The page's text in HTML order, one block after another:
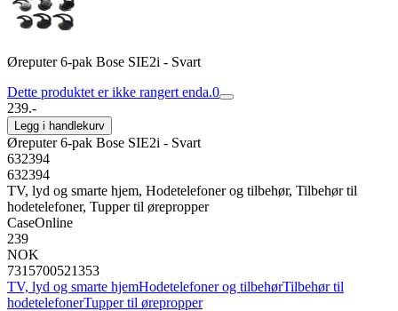
Øreputer 6-pak Bose SIE2i - Svart
Dette produktet er ikke rangert enda.0
239.-
Legg i handlekurv
Øreputer 6-pak Bose SIE2i - Svart
632394
632394
TV, lyd og smarte hjem, Hodetelefoner og tilbehør, Tilbehør til
hodetelefoner, Tupper til ørepropper
CaseOnline
239
NOK
7315700521353
TV, lyd og smarte hjemHodetelefoner og tilbehørTilbehør til
hodetelefonerTupper til ørepropper